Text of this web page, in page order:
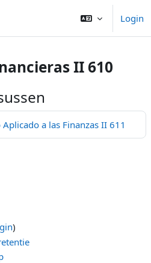
Login
II 610
a las Finanzas II 611
)